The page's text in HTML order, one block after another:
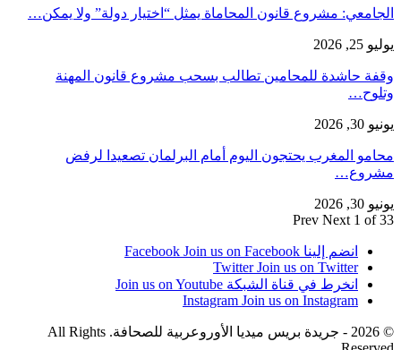
الجامعي: مشروع قانون المحاماة يمثل “اختيار دولة” ولا يمكن…
يوليو 25, 2026
وقفة حاشدة للمحامين تطالب بسحب مشروع قانون المهنة
وتلوح…
يونيو 30, 2026
محامو المغرب يحتجون اليوم أمام البرلمان تصعيدا لرفض
مشروع…
يونيو 30, 2026
Prev Next 1 of 33
انضم إلينا Facebook Join us on Facebook
Twitter Join us on Twitter
انخرط في قناة الشبكة Join us on Youtube
Instagram Join us on Instagram
© 2026 - جريدة بريس ميديا الأوروعربية للصحافة. All Rights